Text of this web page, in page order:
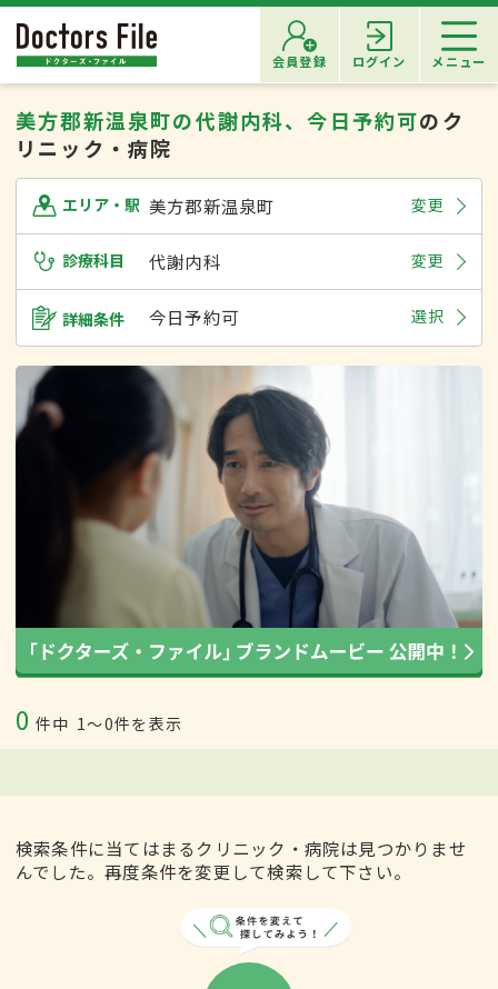
会員登録 ログイン メニュー
美方郡新温泉町の代謝内科、今日予約可のク
リニック・病院
エリア・駅 美方郡新温泉町 変更
診療科目 代謝内科 変更
詳細条件 今日予約可 選択
0 件中 1〜0件を表示
検索条件に当てはまるクリニック・病院は見つかりませ
んでした。再度条件を変更して検索して下さい。